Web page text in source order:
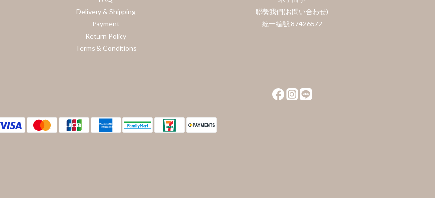
Delivery & Shipping
Payment
Return Policy
Terms & Conditions
聯繫我們(お問い合わせ)
統一編號 87426572